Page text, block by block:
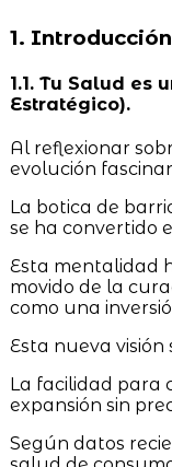
1.
1.1. Tu Salud es
Estratégico).
Al reflexionar
evolución
La botica de
se ha convertido
Esta mentalidad
movido de la
como una
Esta nueva
La facilidad para
expansión sin
Según datos